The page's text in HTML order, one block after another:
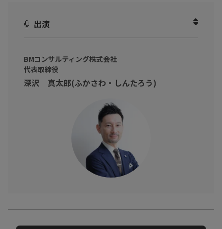
出演
BMコンサルティング株式会社
代表取締役
深沢 真太郎(ふかさわ・しんたろう)